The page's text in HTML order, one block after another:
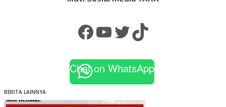
Facebook
YouTube
Twitter
TikTok
Chat on WhatsApp
BERITA LAINNYA